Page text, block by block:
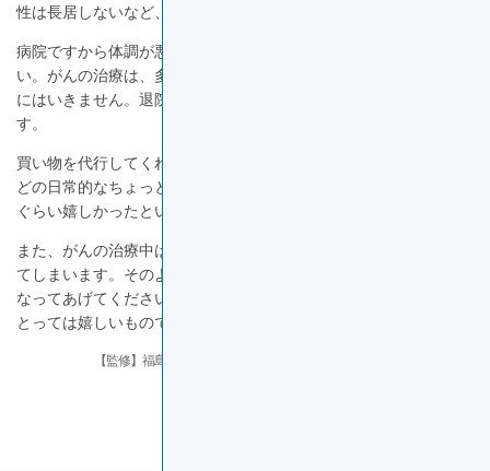
性は長居しないなど、周りの患者さんのことも考えましょう。
病院ですから体調が悪い人がいるということを忘れないでくださ
い。 がんの治療は、多くの場合、｢退院したら終わり｣というわけ
にはいきません。退院後に通院しながら治療が続くこともありま
す。
買い物を代行してくれる、子どもの送り迎えを手伝ってくれるな
どの日常的なちょっとしたサポートは、入院中のお見舞いと同じ
ぐらい嬉しかったという患者さんもいます。
また、がんの治療中はどうしても家の中に閉じこもりがちになっ
てしまいます。そのようなときは、短時間でいいので話し相手に
なってあげてください。たわいないおしゃべりでも、患者さんに
とっては嬉しいものです。
【監修】福島県立医科大学 腫瘍内科学講座 主任教授 佐治 重衡 先生